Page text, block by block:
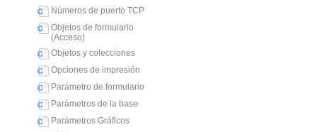
Números de puerto TCP
Objetos de formulario
(Acceso)
Objetos y colecciones
Opciones de impresión
Parámetro de formulario
Parámetros de la base
Parámetros Gráficos